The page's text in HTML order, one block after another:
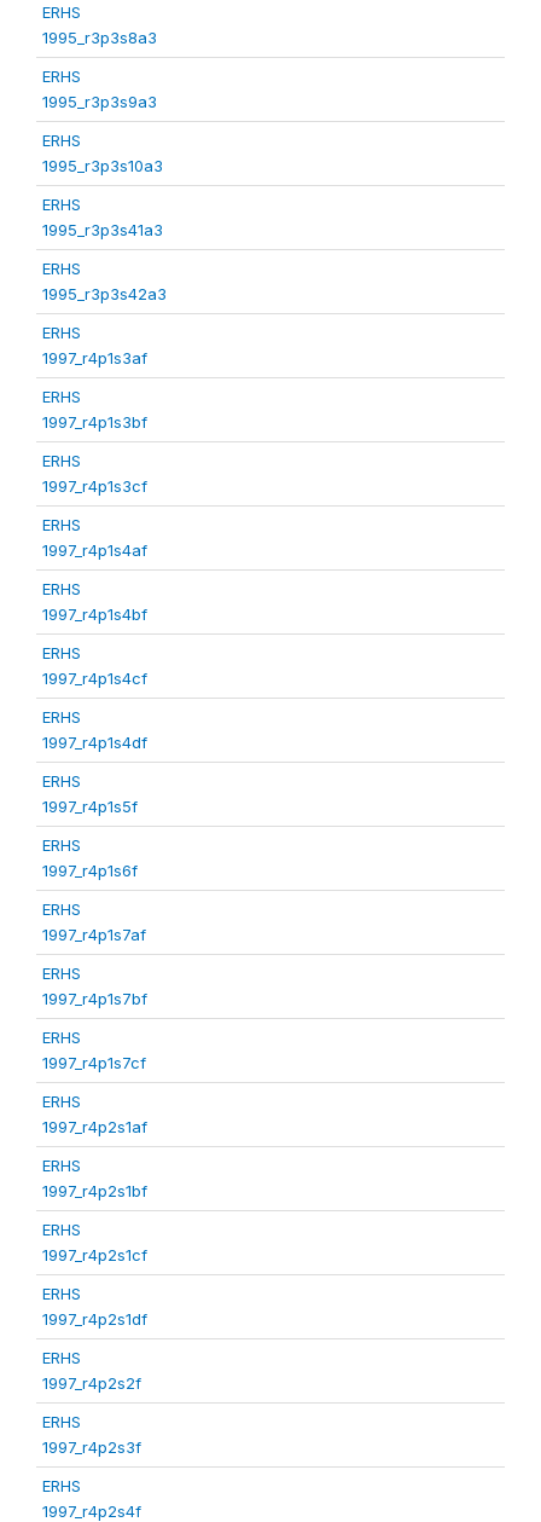
ERHS
1995_r3p3s8a3
ERHS
1995_r3p3s9a3
ERHS
1995_r3p3s10a3
ERHS
1995_r3p3s41a3
ERHS
1995_r3p3s42a3
ERHS
1997_r4p1s3af
ERHS
1997_r4p1s3bf
ERHS
1997_r4p1s3cf
ERHS
1997_r4p1s4af
ERHS
1997_r4p1s4bf
ERHS
1997_r4p1s4cf
ERHS
1997_r4p1s4df
ERHS
1997_r4p1s5f
ERHS
1997_r4p1s6f
ERHS
1997_r4p1s7af
ERHS
1997_r4p1s7bf
ERHS
1997_r4p1s7cf
ERHS
1997_r4p2s1af
ERHS
1997_r4p2s1bf
ERHS
1997_r4p2s1cf
ERHS
1997_r4p2s1df
ERHS
1997_r4p2s2f
ERHS
1997_r4p2s3f
ERHS
1997_r4p2s4f